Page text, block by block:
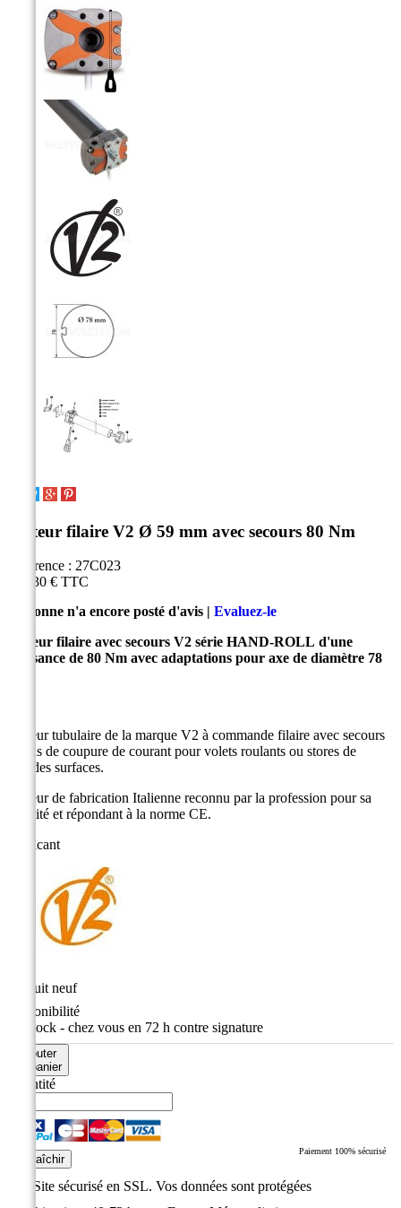
Moteur filaire V2 Ø 59 mm avec secours 80 Nm
Référence : 27C023
359,30 € TTC
Personne n'a encore posté d'avis | Evaluez-le
Moteur filaire avec secours V2 série HAND-ROLL d'une
puissance de 80 Nm avec adaptations pour axe de diamètre 78
Moteur tubulaire de la marque V2 à commande filaire avec secours
en cas de coupure de courant pour volets roulants ou stores de
grandes surfaces.
Moteur de fabrication Italienne reconnu par la profession pour sa
fiabilité et répondant à la norme CE.
Fabricant
Produit neuf
Disponibilité
En stock - chez vous en 72 h contre signature
Ajouter
au panier
Quantité
Paiement 100% sécurisé
Site sécurisé en SSL. Vos données sont protégées